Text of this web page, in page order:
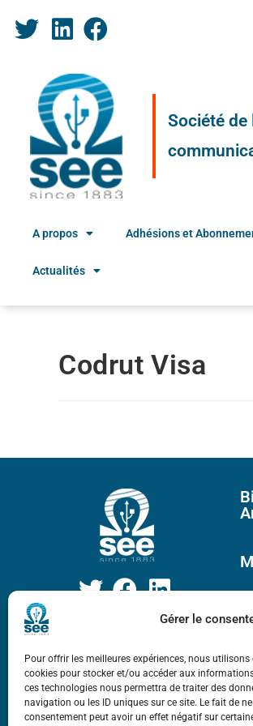
Gérer le
Pour offrir les meilleures expériences, nous
cookies pour stocker et/ou accéder aux
ces technologies nous permettra de traiter des
navigation ou les ID uniques sur ce site. Le fait de
consentement peut avoir un effet négatif sur
Société
A propos Adhésions et
Actualités
Codrut Visa